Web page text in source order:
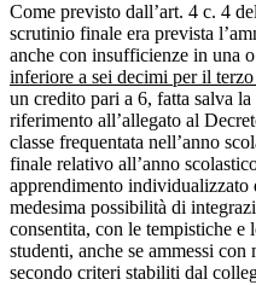
Come previsto dall’art. 4 c. 4
scrutinio finale era prevista
anche con insufficienze in una
inferiore a sei decimi per il
un credito pari a 6, fatta salva
riferimento all’allegato al
classe frequentata nell’anno
finale relativo all’anno
apprendimento
medesima possibilità di
consentita, con le tempistiche
studenti, anche se ammessi
secondo criteri stabiliti dal